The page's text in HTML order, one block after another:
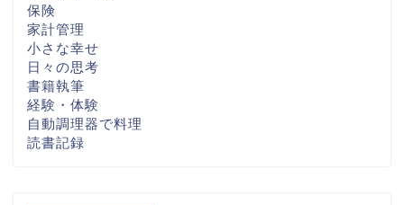
保険
家計管理
小さな幸せ
日々の思考
書籍執筆
経験・体験
自動調理器で料理
読書記録